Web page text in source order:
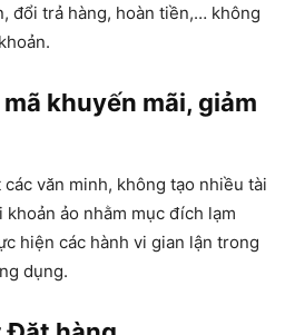
đổi trả hàng, hoàn tiền,… không
khuyến mãi, giảm
văn minh, không tạo nhiều tài
ảo nhằm mục đích lạm
hiện các hành vi gian lận trong
dụng.